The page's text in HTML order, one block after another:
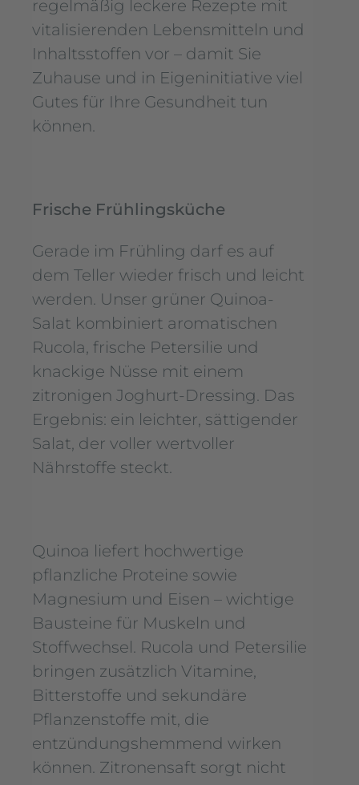
regelmäßig leckere Rezepte mit
vitalisierenden Lebensmitteln und
Inhaltsstoffen vor – damit Sie
Zuhause und in Eigeninitiative viel
Gutes für Ihre Gesundheit tun
können.
Frische Frühlingsküche
Gerade im Frühling darf es auf
dem Teller wieder frisch und leicht
werden. Unser grüner Quinoa-
Salat kombiniert aromatischen
Rucola, frische Petersilie und
knackige Nüsse mit einem
zitronigen Joghurt-Dressing. Das
Ergebnis: ein leichter, sättigender
Salat, der voller wertvoller
Nährstoffe steckt.
Quinoa liefert hochwertige
pflanzliche Proteine sowie
Magnesium und Eisen – wichtige
Bausteine für Muskeln und
Stoffwechsel. Rucola und Petersilie
bringen zusätzlich Vitamine,
Bitterstoffe und sekundäre
Pflanzenstoffe mit, die
entzündungshemmend wirken
können. Zitronensaft sorgt nicht